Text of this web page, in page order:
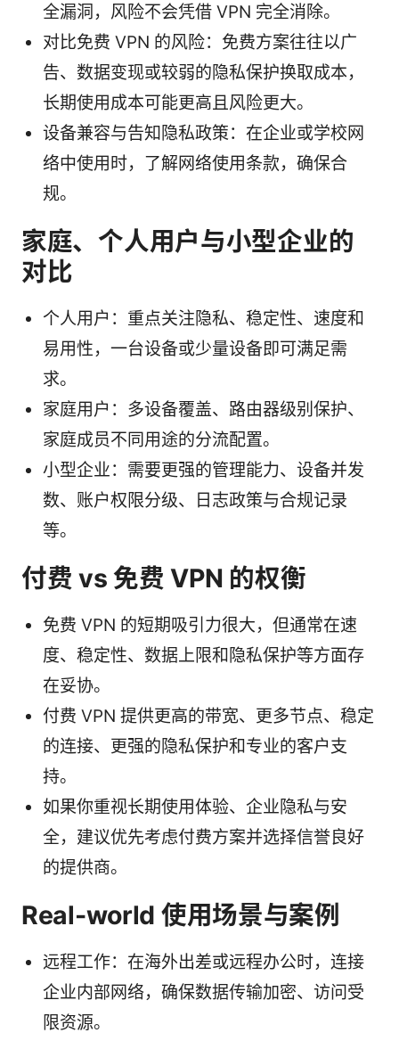
全漏洞，风险不会凭借 VPN 完全消除。
对比免费 VPN 的风险：免费方案往往以广
告、数据变现或较弱的隐私保护换取成本，
长期使用成本可能更高且风险更大。
设备兼容与告知隐私政策：在企业或学校网
络中使用时，了解网络使用条款，确保合
规。
家庭、个人用户与小型企业的
对比
个人用户：重点关注隐私、稳定性、速度和
易用性，一台设备或少量设备即可满足需
求。
家庭用户：多设备覆盖、路由器级别保护、
家庭成员不同用途的分流配置。
小型企业：需要更强的管理能力、设备并发
数、账户权限分级、日志政策与合规记录
等。
付费 vs 免费 VPN 的权衡
免费 VPN 的短期吸引力很大，但通常在速
度、稳定性、数据上限和隐私保护等方面存
在妥协。
付费 VPN 提供更高的带宽、更多节点、稳定
的连接、更强的隐私保护和专业的客户支
持。
如果你重视长期使用体验、企业隐私与安
全，建议优先考虑付费方案并选择信誉良好
的提供商。
Real-world 使用场景与案例
远程工作：在海外出差或远程办公时，连接
企业内部网络，确保数据传输加密、访问受
限资源。